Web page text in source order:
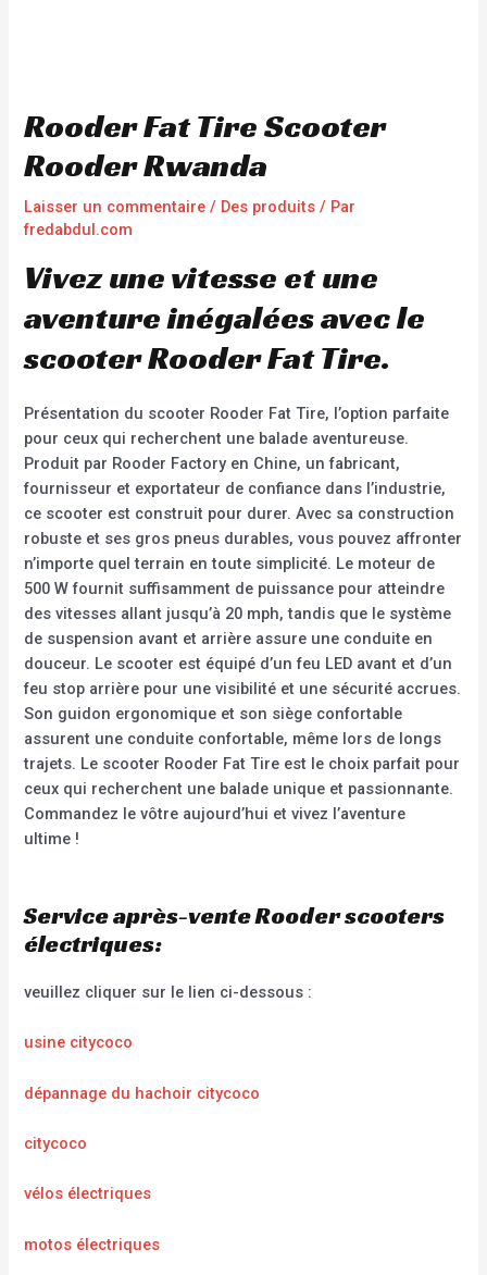
Rooder Fat Tire Scooter
Rooder Rwanda
Laisser un commentaire / Des produits / Par
fredabdul.com
Vivez une vitesse et une
aventure inégalées avec le
scooter Rooder Fat Tire.
Présentation du scooter Rooder Fat Tire, l’option parfaite
pour ceux qui recherchent une balade aventureuse.
Produit par Rooder Factory en Chine, un fabricant,
fournisseur et exportateur de confiance dans l’industrie,
ce scooter est construit pour durer. Avec sa construction
robuste et ses gros pneus durables, vous pouvez affronter
n’importe quel terrain en toute simplicité. Le moteur de
500 W fournit suffisamment de puissance pour atteindre
des vitesses allant jusqu’à 20 mph, tandis que le système
de suspension avant et arrière assure une conduite en
douceur. Le scooter est équipé d’un feu LED avant et d’un
feu stop arrière pour une visibilité et une sécurité accrues.
Son guidon ergonomique et son siège confortable
assurent une conduite confortable, même lors de longs
trajets. Le scooter Rooder Fat Tire est le choix parfait pour
ceux qui recherchent une balade unique et passionnante.
Commandez le vôtre aujourd’hui et vivez l’aventure
ultime !
Service après-vente Rooder scooters
électriques:
veuillez cliquer sur le lien ci-dessous :
usine citycoco
dépannage du hachoir citycoco
citycoco
vélos électriques
motos électriques